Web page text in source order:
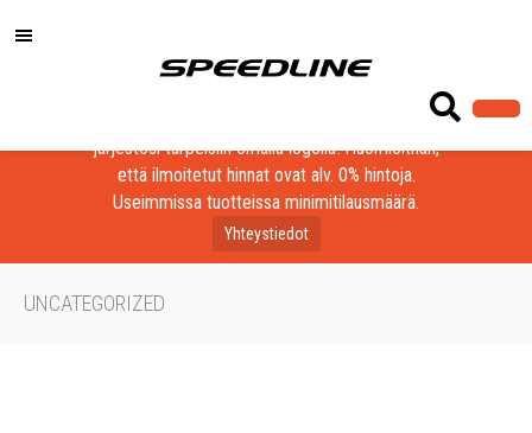
Löydä laadukkaat tuotteet yrityksesi, seurasi tai
järjestösi tarpeisiin omalla logolla! Huomioithan,
että ilmoitetut hinnat ovat alv. 0% hintoja.
Useimmissa tuotteissa minimitilausmäärä.
Yhteystiedot
UNCATEGORIZED